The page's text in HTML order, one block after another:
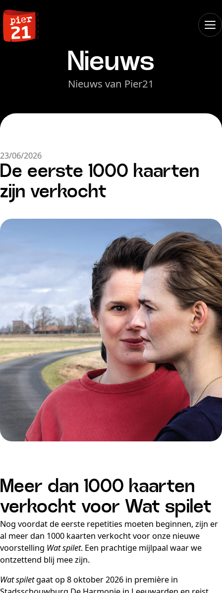
Nieuws
Nieuws van Pier21
23/06/2026
De eerste 1000 kaarten
zijn verkocht
Meer dan 1000 kaarten
verkocht voor Wat spilet
Nog voordat de eerste repetities moeten beginnen, zijn er
al meer dan 1000 kaarten verkocht voor onze nieuwe
voorstelling Wat spilet. Een prachtige mijlpaal waar we
ontzettend blij mee zijn.
Wat spiletgaat op 8 oktober 2026 in première in